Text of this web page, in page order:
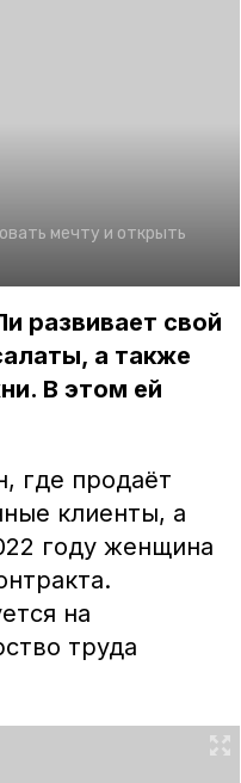
мечту и открыть
развивает свой
а также
В этом ей
где продаёт
клиенты, а
году женщина
на
труда